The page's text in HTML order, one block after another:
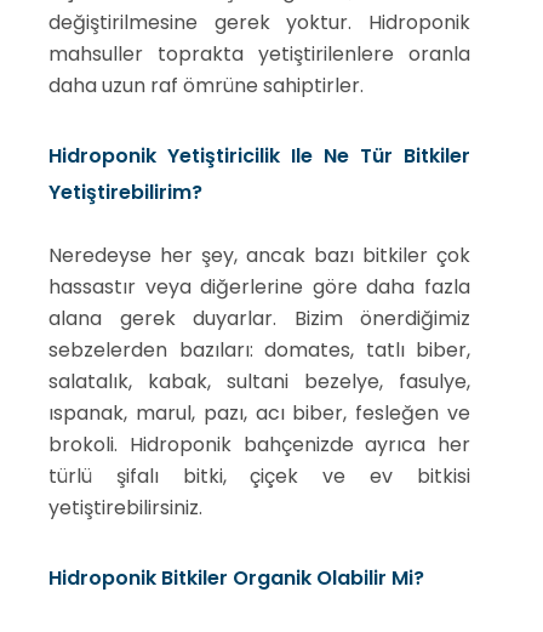
değiştirilmesine gerek yoktur. Hidroponik
mahsuller toprakta yetiştirilenlere oranla
daha uzun raf ömrüne sahiptirler.
Hidroponik Yetiştiricilik Ile Ne Tür Bitkiler
Yetiştirebilirim?
Neredeyse her şey, ancak bazı bitkiler çok
hassastır veya diğerlerine göre daha fazla
alana gerek duyarlar. Bizim önerdiğimiz
sebzelerden bazıları: domates, tatlı biber,
salatalık, kabak, sultani bezelye, fasulye,
ıspanak, marul, pazı, acı biber, fesleğen ve
brokoli. Hidroponik bahçenizde ayrıca her
türlü şifalı bitki, çiçek ve ev bitkisi
yetiştirebilirsiniz.
Hidroponik Bitkiler Organik Olabilir Mi?